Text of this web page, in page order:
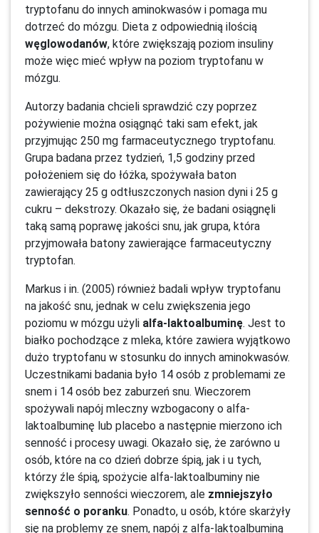
tryptofanu do innych aminokwasów i pomaga mu
dotrzeć do mózgu. Dieta z odpowiednią ilością
węglowodanów, które zwiększają poziom insuliny
może więc mieć wpływ na poziom tryptofanu w
mózgu.
Autorzy badania chcieli sprawdzić czy poprzez
pożywienie można osiągnąć taki sam efekt, jak
przyjmując 250 mg farmaceutycznego tryptofanu.
Grupa badana przez tydzień, 1,5 godziny przed
położeniem się do łóżka, spożywała baton
zawierający 25 g odtłuszczonych nasion dyni i 25 g
cukru – dekstrozy. Okazało się, że badani osiągnęli
taką samą poprawę jakości snu, jak grupa, która
przyjmowała batony zawierające farmaceutyczny
tryptofan.
Markus i in. (2005) również badali wpływ tryptofanu
na jakość snu, jednak w celu zwiększenia jego
poziomu w mózgu użyli alfa-laktoalbuminę. Jest to
białko pochodzące z mleka, które zawiera wyjątkowo
dużo tryptofanu w stosunku do innych aminokwasów.
Uczestnikami badania było 14 osób z problemami ze
snem i 14 osób bez zaburzeń snu. Wieczorem
spożywali napój mleczny wzbogacony o alfa-
laktoalbuminę lub placebo a następnie mierzono ich
senność i procesy uwagi. Okazało się, że zarówno u
osób, które na co dzień dobrze śpią, jak i u tych,
którzy źle śpią, spożycie alfa-laktoalbuminy nie
zwiększyło senności wieczorem, ale zmniejszyło
senność o poranku. Ponadto, u osób, które skarżyły
się na problemy ze snem, napój z alfa-laktoalbuminą